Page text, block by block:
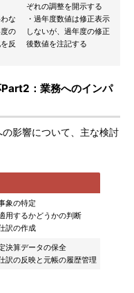
な
の
反
ぞれの調整を開示する
・過年度数値は修正表示
しないが、過年度の修正
後数値を注記する
：業務へのインパ
影響について、主な検討
象の特定
用するかどうかの判断
訳の作成
決算データの保全
訳の反映と元帳の履歴管理